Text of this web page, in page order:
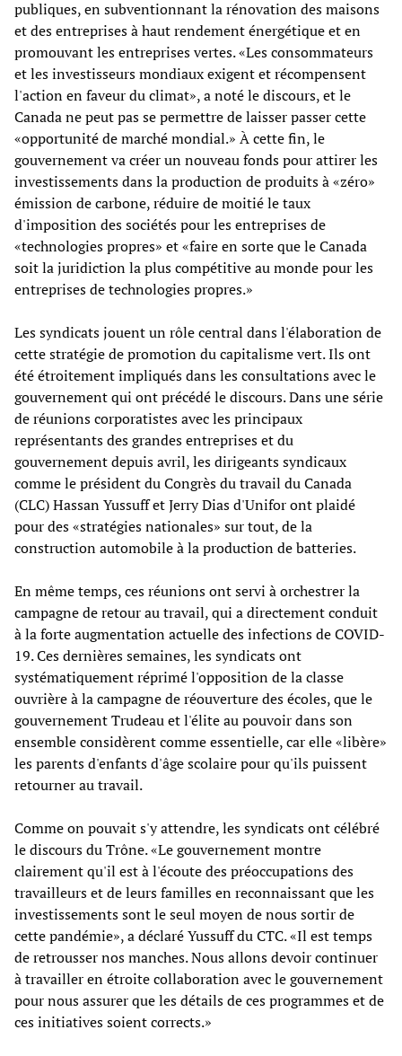
publiques, en subventionnant la rénovation des maisons
et des entreprises à haut rendement énergétique et en
promouvant les entreprises vertes. «Les consommateurs
et les investisseurs mondiaux exigent et récompensent
l'action en faveur du climat», a noté le discours, et le
Canada ne peut pas se permettre de laisser passer cette
«opportunité de marché mondial.» À cette fin, le
gouvernement va créer un nouveau fonds pour attirer les
investissements dans la production de produits à «zéro»
émission de carbone, réduire de moitié le taux
d'imposition des sociétés pour les entreprises de
«technologies propres» et «faire en sorte que le Canada
soit la juridiction la plus compétitive au monde pour les
entreprises de technologies propres.»
Les syndicats jouent un rôle central dans l'élaboration de
cette stratégie de promotion du capitalisme vert. Ils ont
été étroitement impliqués dans les consultations avec le
gouvernement qui ont précédé le discours. Dans une série
de réunions corporatistes avec les principaux
représentants des grandes entreprises et du
gouvernement depuis avril, les dirigeants syndicaux
comme le président du Congrès du travail du Canada
(CLC) Hassan Yussuff et Jerry Dias d'Unifor ont plaidé
pour des «stratégies nationales» sur tout, de la
construction automobile à la production de batteries.
En même temps, ces réunions ont servi à orchestrer la
campagne de retour au travail, qui a directement conduit
à la forte augmentation actuelle des infections de COVID-
19. Ces dernières semaines, les syndicats ont
systématiquement réprimé l'opposition de la classe
ouvrière à la campagne de réouverture des écoles, que le
gouvernement Trudeau et l'élite au pouvoir dans son
ensemble considèrent comme essentielle, car elle «libère»
les parents d'enfants d'âge scolaire pour qu'ils puissent
retourner au travail.
Comme on pouvait s'y attendre, les syndicats ont célébré
le discours du Trône. «Le gouvernement montre
clairement qu'il est à l'écoute des préoccupations des
travailleurs et de leurs familles en reconnaissant que les
investissements sont le seul moyen de nous sortir de
cette pandémie», a déclaré Yussuff du CTC. «Il est temps
de retrousser nos manches. Nous allons devoir continuer
à travailler en étroite collaboration avec le gouvernement
pour nous assurer que les détails de ces programmes et de
ces initiatives soient corrects.»